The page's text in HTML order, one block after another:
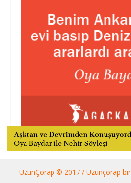
UzunÇorap © 2017 / Uzunçorap bir